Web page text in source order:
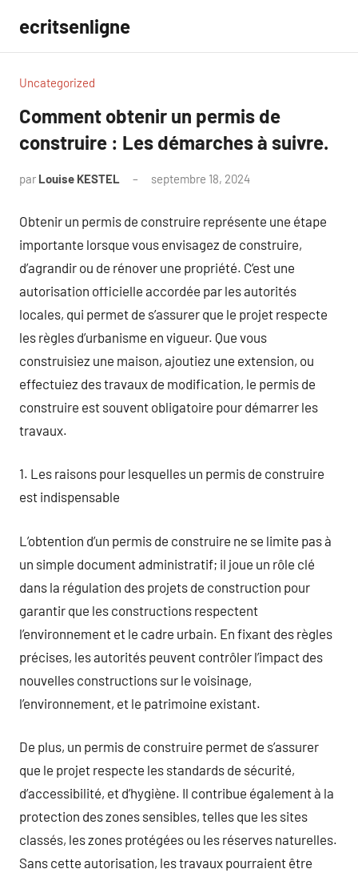
contenu
ecritsenligne
Uncategorized
Comment obtenir un permis de
construire : Les démarches à suivre.
par Louise KESTEL septembre 18, 2024
Obtenir un permis de construire représente une étape
importante lorsque vous envisagez de construire,
d’agrandir ou de rénover une propriété. C’est une
autorisation officielle accordée par les autorités
locales, qui permet de s’assurer que le projet respecte
les règles d’urbanisme en vigueur. Que vous
construisiez une maison, ajoutiez une extension, ou
effectuiez des travaux de modification, le permis de
construire est souvent obligatoire pour démarrer les
travaux.
1. Les raisons pour lesquelles un permis de construire
est indispensable
L’obtention d’un permis de construire ne se limite pas à
un simple document administratif; il joue un rôle clé
dans la régulation des projets de construction pour
garantir que les constructions respectent
l’environnement et le cadre urbain. En fixant des règles
précises, les autorités peuvent contrôler l’impact des
nouvelles constructions sur le voisinage,
l’environnement, et le patrimoine existant.
De plus, un permis de construire permet de s’assurer
que le projet respecte les standards de sécurité,
d’accessibilité, et d’hygiène. Il contribue également à la
protection des zones sensibles, telles que les sites
classés, les zones protégées ou les réserves naturelles.
Sans cette autorisation, les travaux pourraient être